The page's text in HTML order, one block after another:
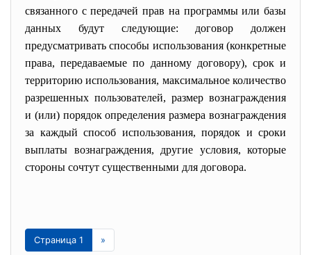
связанного с передачей прав на программы или базы
данных будут следующие: договор должен
предусматривать способы использования (конкретные
права, передаваемые по данному договору), срок и
территорию использования, максимальное количество
разрешенных пользователей, размер вознаграждения
и (или) порядок определения размера вознаграждения
за каждый способ использования, порядок и сроки
выплаты вознаграждения, другие условия, которые
стороны сочтут существенными для договора.
Страница 1 »